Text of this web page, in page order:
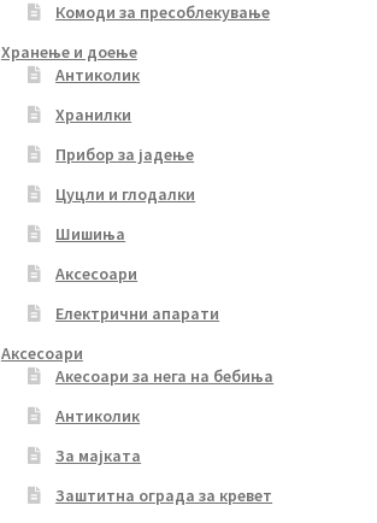
Комоди за пресоблекување
Хранење и доење
Антиколик
Хранилки
Прибор за јадење
Цуцли и глодалки
Шишиња
Аксесоари
Електрични апарати
Аксесоари
Акесоари за нега на бебиња
Антиколик
За мајката
Заштитна ограда за кревет